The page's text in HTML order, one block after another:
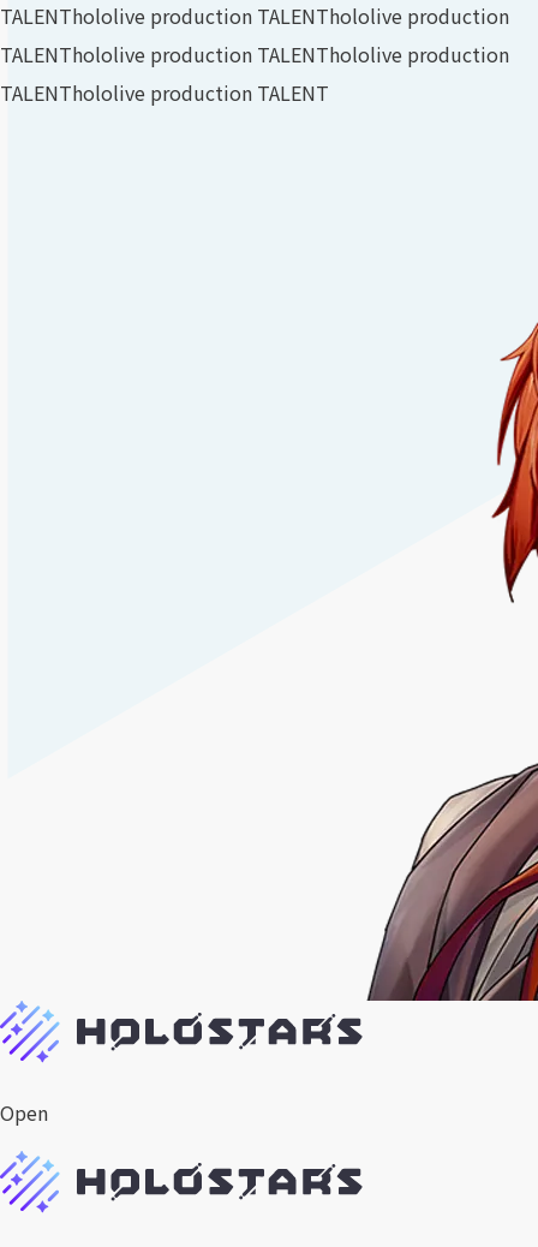
TALENThololive production TALENThololive production
TALENThololive production TALENThololive production
TALENThololive production TALENT
Open